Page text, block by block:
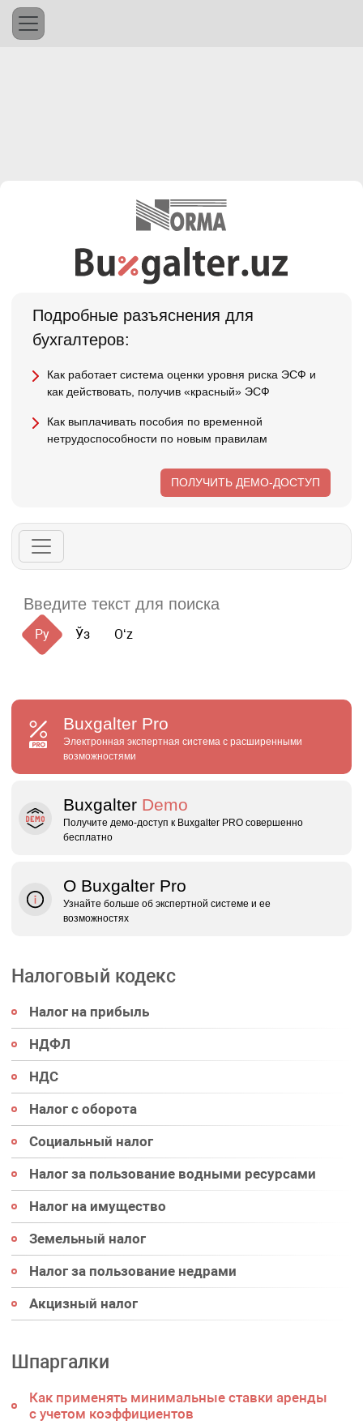
Подробные разъяснения для
бухгалтеров:
Как работает система оценки уровня риска ЭСФ и
как действовать, получив «красный» ЭСФ
Как выплачивать пособия по временной
нетрудоспособности по новым правилам
ПОЛУЧИТЬ ДЕМО-ДОСТУП
Ру Ўз Oʻz
Buxgalter Pro
Электронная экспертная система с расширенными
возможностями
Buxgalter Demo
Получите демо‑доступ к Buxgalter PRO совершенно
бесплатно
О Buxgalter Pro
Узнайте больше об экспертной системе и ее
возможностях
Налоговый кодекс
Налог на прибыль
НДФЛ
НДС
Налог с оборота
Социальный налог
Налог за пользование водными ресурсами
Налог на имущество
Земельный налог
Налог за пользование недрами
Акцизный налог
Шпаргалки
Как применять минимальные ставки аренды
с учетом коэффициентов